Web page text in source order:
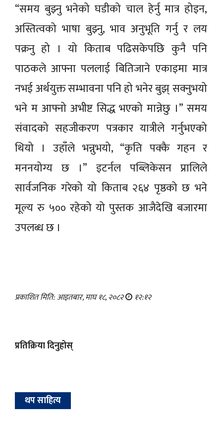
“समय बुझ्नु भनेको घडीको चाल हेर्नु मात्र होइन,
अस्तित्वको भाषा बुझ्नु, भाव अनुभूति गर्नु र लय
पक्रनु हो । यो किताब पढिसकेपछि कुनै पनि
पाठकले आफ्ना पललाई बितिजाने एकाइमा मात्र
नभई अर्थयुक्त सम्भावना पनि हो भनेर बुझ् सक्नुभयो
भने म आफ्नो अभीष्ट सिद्ध भएको मान्नेछु ।” समय
संवादको सहजीकरण पत्रकार यात्रीले गर्नुभएको
थियो । उहाँले भन्नुभयो, “कृति पक्कै गहन र
मननयोग्य छ ।” इटर्नल पब्लिकेसन प्रालिले
सार्वजनिक गरेको यो किताब २६४ पृष्ठको छ भने
मूल्य रु ५०० रहेको यो पुस्तक आजैदेखि बजारमा
उपलब्ध छ ।
प्रकाशित मिति: आइतबार, माघ १८, २०८२ १२:१२
प्रतिक्रिया दिनुहोस्
थप साहित्य